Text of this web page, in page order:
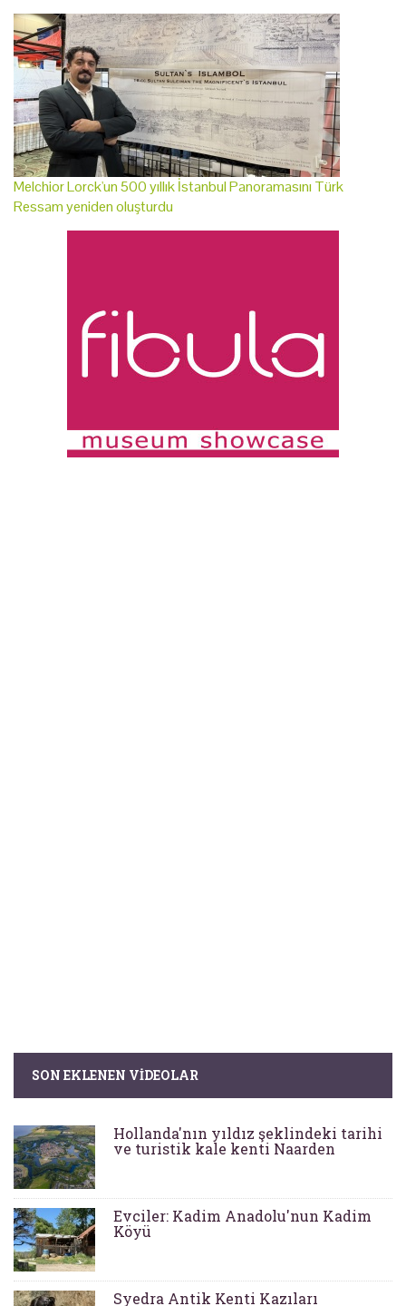
Melchior Lorck'un 500 yıllık İstanbul Panoramasını Türk
Ressam yeniden oluşturdu
SON EKLENEN VIDEOLAR
Hollanda'nın yıldız şeklindeki tarihi
ve turistik kale kenti Naarden
Evciler: Kadim Anadolu'nun Kadim
Köyü
Syedra Antik Kenti Kazıları